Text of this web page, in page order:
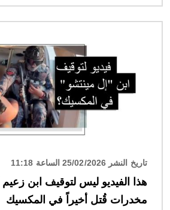
تاريخ النشر 25/02/2026 الساعة 11:18
هذا الفيديو ليس لتوقيف ابن زعيم
مخدرات قُتل أخيراً في المكسيك